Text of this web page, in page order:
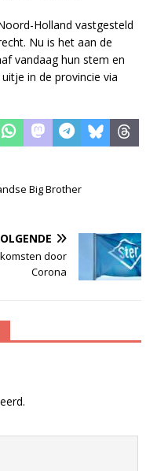
Holland vastgesteld
Nu is het aan de
vandaag hun stem en
in de provincie via
Big Brother
door
Corona